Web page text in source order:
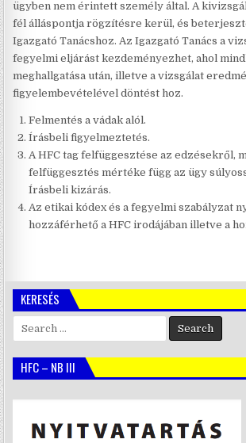
ügyben nem érintett személy által. A
fél álláspontja rögzítésre kerül, és
Igazgató Tanácshoz. Az Igazgató Tanács a
fegyelmi eljárást kezdeményezhet, ahol
meghallgatása után, illetve a vizsgálat
figyelembevételével döntést hoz.
Felmentés a vádak alól.
Írásbeli figyelmeztetés.
A HFC tag felfüggesztése az edzésekről,
felfüggesztés mértéke függ az ügy
Írásbeli kizárás.
Az etikai kódex és a fegyelmi szabályzat
hozzáférhető a HFC irodájában illetve a
KERESÉS
Search
for:
HFC – NB III